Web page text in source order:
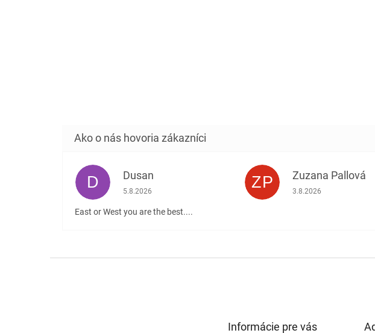
D Dusan
Hodnotenie obchodu je 5 z 5 hviezdičiek.
5.8.2026
East or West you are the best....
ZP Zuzana Pallová
Hodnotenie obchodu
3.8.2026
Informácie pre vás